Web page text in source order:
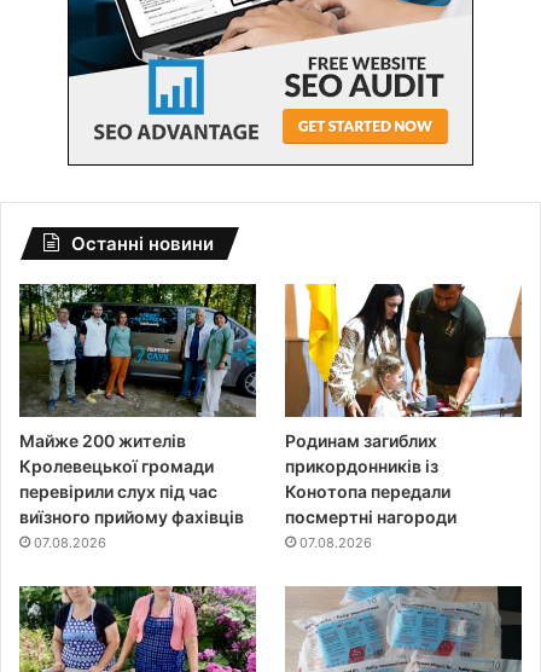
Останні новини
Майже 200 жителів
Кролевецької громади
перевірили слух під час
виїзного прийому фахівців
07.08.2026
Родинам загиблих
прикордонників із
Конотопа передали
посмертні нагороди
07.08.2026